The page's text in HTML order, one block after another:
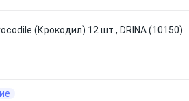
(Крокодил) 12 шт., DRINA (10150)